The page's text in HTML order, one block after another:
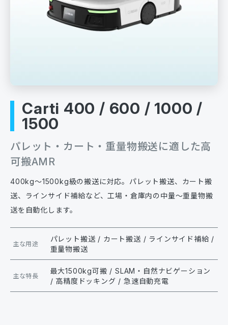
Carti 400 / 600 / 1000 /
1500
パレット・カート・重量物搬送に適した高
可搬AMR
400kg〜1500kg級の搬送に対応。パレット搬送、カート搬
送、ラインサイド補給など、工場・倉庫内の中量〜重量物搬
送を自動化します。
主な用途
パレット搬送 / カート搬送 / ラインサイド補給 /
重量物搬送
主な特長
最大1500kg可搬 / SLAM・自然ナビゲーション
/ 高精度ドッキング / 急速自動充電